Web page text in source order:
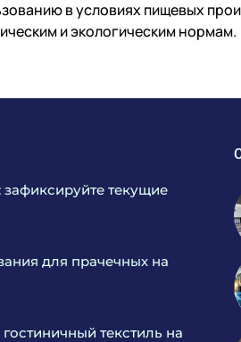
в условиях пищевых
и экологическим нормам.
текущие
для прачечных на
текстиль на